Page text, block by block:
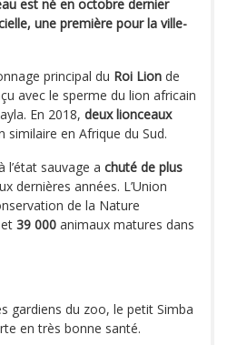
est né en octobre dernier
une première pour la ville-
principal du Roi Lion de
avec le sperme du lion africain
En 2018, deux lionceaux
en Afrique du Sud.
l’état sauvage a chuté de plus
dernières années. L’Union
de la Nature
et 39 000 animaux matures dans
gardiens du zoo, le petit Simba
en très bonne santé.